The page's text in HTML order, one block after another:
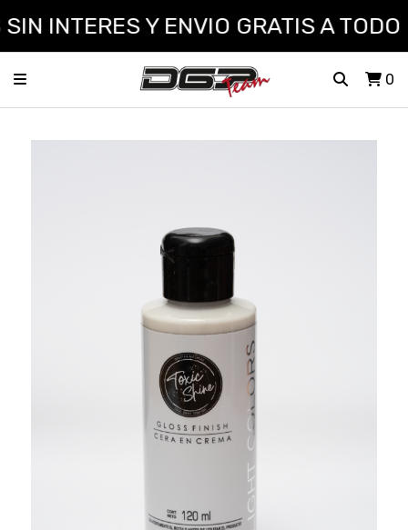
INTERES Y ENVIO GRATIS A TODO
0